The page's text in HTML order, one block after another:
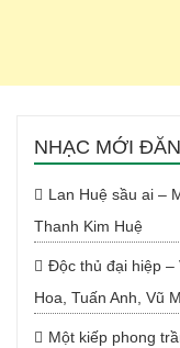
NHẠC MỚI
Lan Huệ sầu ai –
Thanh Kim Huệ
Độc thủ đại hiệp –
Hoa, Tuấn Anh, Vũ
Một kiếp phong